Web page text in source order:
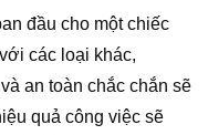
đầu cho một chiếc
các loại khác,
an toàn chắc chắn sẽ
quả công việc sẽ